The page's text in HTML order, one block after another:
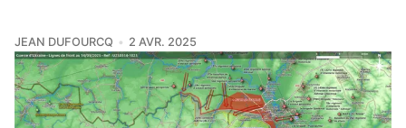
JEAN DUFOURCQ 2 AVR. 2025